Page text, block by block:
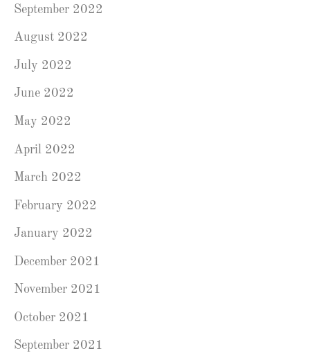
September 2022
August 2022
July 2022
June 2022
May 2022
April 2022
March 2022
February 2022
January 2022
December 2021
November 2021
October 2021
September 2021